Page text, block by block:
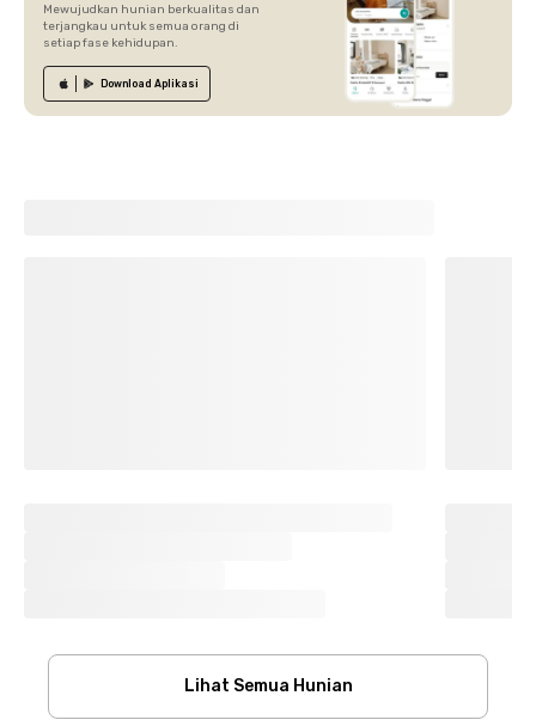
Mewujudkan hunian berkualitas dan
terjangkau untuk semua orang di
setiap fase kehidupan.
Download Aplikasi
Lihat Semua Hunian